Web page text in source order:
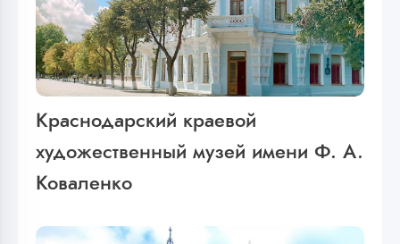
Краснодарский краевой
художественный музей имени Ф. А.
Коваленко